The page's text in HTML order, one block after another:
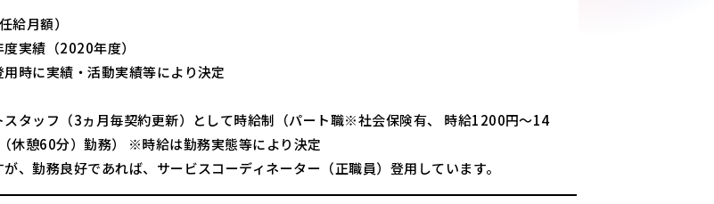
給月額）
実績（2020年度）
時に実績・活動実績等により決定
スタッフ（3ヵ月毎契約更新）として時給制（パート職※社会保険有、 時給1200円～14
休憩60分）勤務） ※時給は勤務実態等により決定
、勤務良好であれば、サービスコーディネーター（正職員）登用しています。